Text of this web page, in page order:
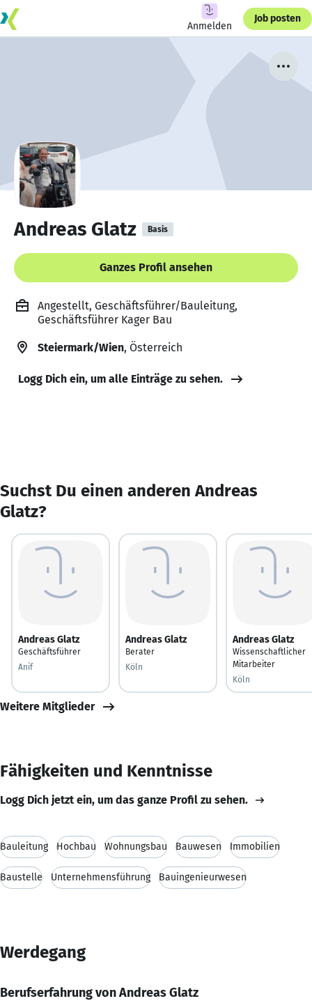
Anmelden
Job posten
Andreas Glatz Basis
Ganzes Profil ansehen
Angestellt, Geschäftsführer/Bauleitung,
Geschäftsführer Kager Bau
Steiermark/Wien, Österreich
Logg Dich ein, um alle Einträge zu sehen.
Suchst Du einen anderen Andreas
Glatz?
Andreas Glatz
Geschäftsführer
Anif
Andreas Glatz
Berater
Köln
Andreas Glatz
Wissenschaftlicher
Mitarbeiter
Köln
Weitere Mitglieder
Fähigkeiten und Kenntnisse
Logg Dich jetzt ein, um das ganze Profil zu sehen.
Bauleitung Hochbau Wohnungsbau Bauwesen Immobilien
Baustelle Unternehmensführung Bauingenieurwesen
Werdegang
Berufserfahrung von Andreas Glatz